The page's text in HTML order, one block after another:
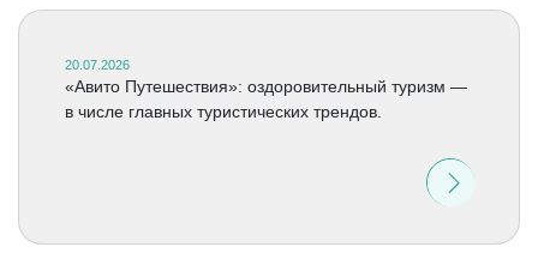
20.07.2026
«Авито Путешествия»: оздоровительный туризм —
в числе главных туристических трендов.